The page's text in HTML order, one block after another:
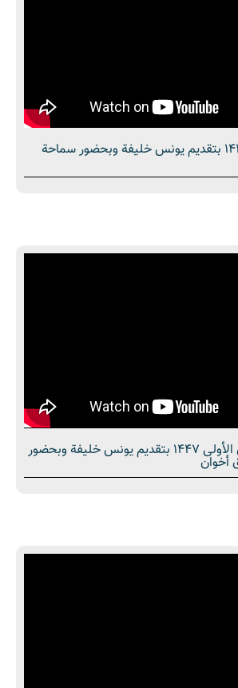
نور مبین 2 رجب 1447 بتقديم يونس خليفة وبحضور سماحة
نور مبین 24 جمادى الأولى 1447 بتقديم يونس خليفة وبحضور
أخوان